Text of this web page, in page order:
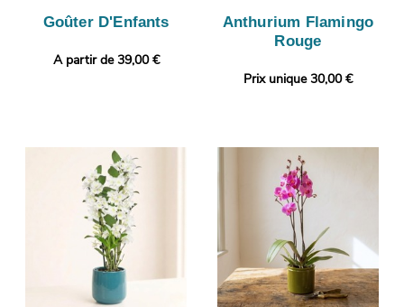
Goûter D'Enfants
A partir de 39,00 €
Anthurium Flamingo
Rouge
Prix unique 30,00 €